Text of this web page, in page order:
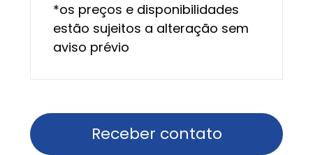
*os preços e disponibilidades
estão sujeitos a alteração sem
aviso prévio
Receber contato